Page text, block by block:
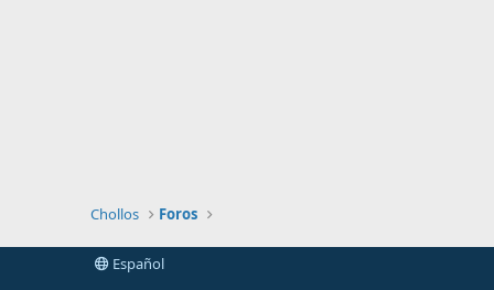
Chollos Foros
Español